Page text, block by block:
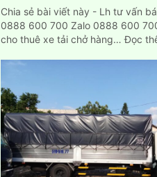
Chia sẻ bài viết này - Lh tư vấn
0888 600 700 Zalo 0888 600
cho thuê xe tải chở hàng…Đọc